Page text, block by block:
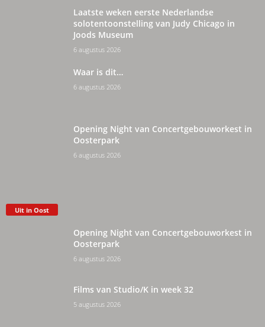
Laatste weken eerste Nederlandse
solotentoonstelling van Judy Chicago in
Joods Museum
6 augustus 2026
Waar is dit…
6 augustus 2026
Opening Night van Concertgebouworkest in
Oosterpark
6 augustus 2026
Uit in Oost
Opening Night van Concertgebouworkest in
Oosterpark
6 augustus 2026
Films van Studio/K in week 32
5 augustus 2026